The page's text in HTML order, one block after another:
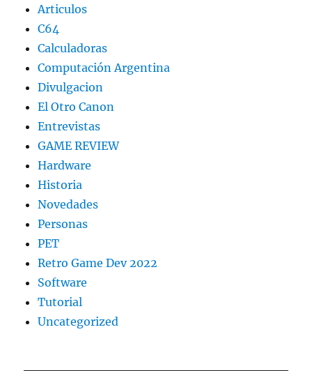
Articulos
C64
Calculadoras
Computación Argentina
Divulgacion
El Otro Canon
Entrevistas
GAME REVIEW
Hardware
Historia
Novedades
Personas
PET
Retro Game Dev 2022
Software
Tutorial
Uncategorized